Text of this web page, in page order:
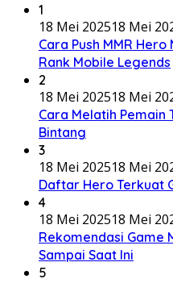
1
18 Mei 202518 Mei
Cara Push MMR
Rank Mobile Legends
2
18 Mei 202518 Mei
Cara Melatih Pemain
Bintang
3
18 Mei 202518 Mei
Daftar Hero Terkuat
4
18 Mei 202518 Mei
Rekomendasi Game
Sampai Saat Ini
5